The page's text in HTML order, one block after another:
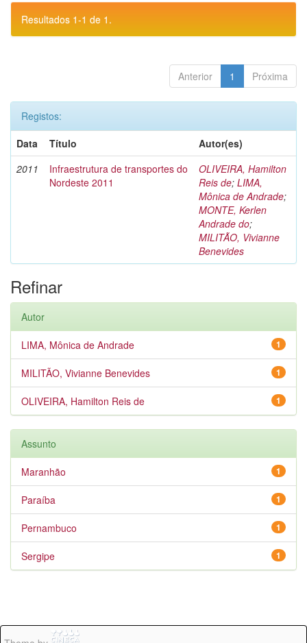
Resultados 1-1 de 1.
Anterior 1 Próxima
Registos:
Data
Título
Autor(es)
2011
Infraestrutura de transportes do
Nordeste 2011
OLIVEIRA, Hamilton
Reis de; LIMA,
Mônica de Andrade;
MONTE, Kerlen
Andrade do;
MILITÃO, Vivianne
Benevides
Refinar
Autor
1
LIMA, Mônica de Andrade
1
MILITÃO, Vivianne Benevides
1
OLIVEIRA, Hamilton Reis de
Assunto
1
Maranhão
1
Paraíba
1
Pernambuco
1
Sergipe